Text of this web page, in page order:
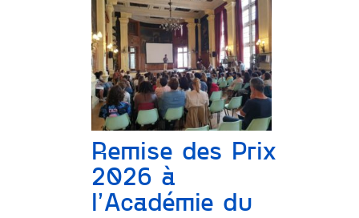
Remise des Prix
2026 à
l’Académie du